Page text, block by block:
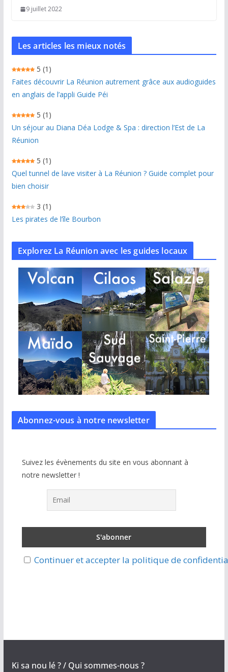
9 juillet 2022
Les articles les mieux notés
5 (1)
Faites découvrir La Réunion autrement grâce aux audioguides
en anglais de l’appli Guide Péi
5 (1)
Un séjour au Diana Déa Lodge & Spa : direction l’Est de La
Réunion
5 (1)
Quel tunnel de lave visiter à La Réunion ? Guide complet pour
bien choisir
3 (1)
Les pirates de l’île Bourbon
Explorez La Réunion avec les guides locaux
Abonnez-vous à notre newsletter
Suivez les évènements du site en vous abonnant à
notre newsletter !
Continuer et accepter la politique de
Ki sa nou lé ? / Qui sommes-nous ?